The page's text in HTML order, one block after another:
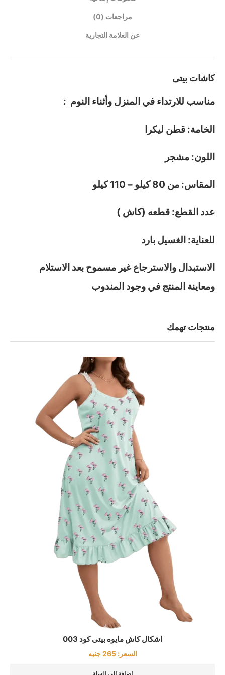
مراجعات (0)
عن العلامة التجارية
كاشات بيتى
مناسب للارتداء في المنزل وأثناء النوم :
الخامة: قطن ليكرا
اللون: مشجر
المقاس: من 80 كيلو – 110 كيلو
عدد القطع: قطعه (كاش )
للعناية: الغسيل بارد
الاستبدال والاسترجاع غير مسموح بعد الاستلام
ومعاينة المنتج في وجود المندوب
منتجات تهمك
اشكال كاش مايوه بيتى كود 003
السعر:265 جنيه